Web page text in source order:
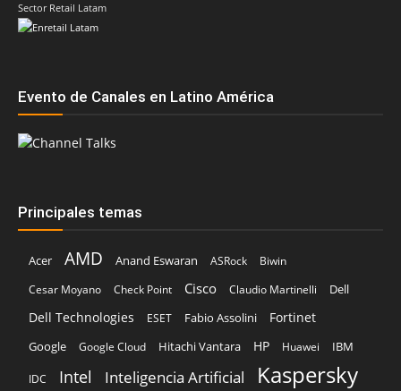
Sector Retail Latam
Evento de Canales en Latino América
Principales temas
Acer AMD Anand Eswaran ASRock
Biwin
Cesar Moyano
Check Point Cisco Claudio Martinelli Dell
Dell Technologies ESET Fabio Assolini Fortinet
Google Google Cloud Hitachi Vantara HP Huawei IBM
IDC Intel Inteligencia Artificial Kaspersky